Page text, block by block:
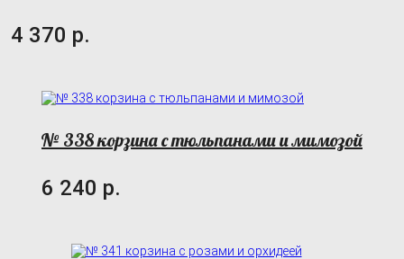
4 370 р.
№ 338 корзина с тюльпанами и мимозой
6 240 р.